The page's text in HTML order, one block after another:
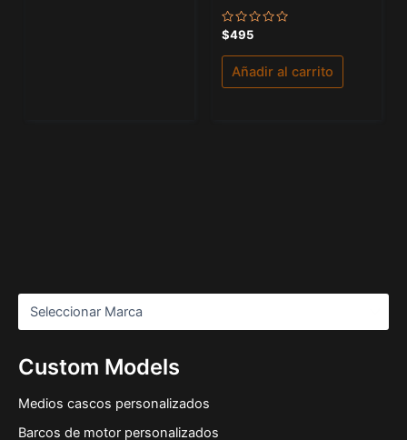
Custom Models
Medios cascos personalizados
Barcos de motor personalizados
Valorado
con
0
de
$495
Añadir al carrito